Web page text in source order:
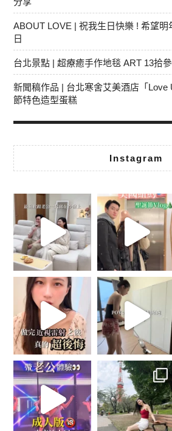
ABOUT LOVE | 祝我生日快樂 ! 希望明
日
台北景點 | 超療癒手作地毯 ART 13拾
新聞稿作品 | 台北寒舍艾美酒店「Love
節特色造型蛋糕
Instagram